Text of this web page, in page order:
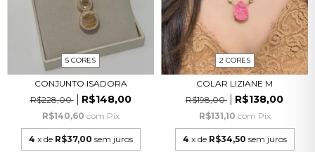
5 CORES
CONJUNTO ISADORA
R$228,00
R$148,00
R$140,60 com Pix
4 x de R$37,00 sem juros
2 CORES
COLAR LIZIANE M
R$198,00
R$138,00
R$131,10 com Pix
4 x de R$34,50 sem juros